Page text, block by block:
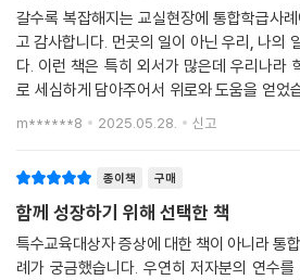
갈수록 복잡해지는 교실현장에 통합학급사
고 감사합니다. 먼곳의 일이 아닌 우리, 나의
다. 이런 책은 특히 외서가 많은데 우리나라
로 세심하게 담아주어서 위로와 도움을 얻었
담을수있는 그릇을 키울수있었네요.
m******8 2025.05.28. 신고
종이책 구매
함께 성장하기 위해 선택한 책
특수교육대상자 증상에 대한 책이 아니라 통
례가 궁금했습니다. 우연히 저자분의 연수